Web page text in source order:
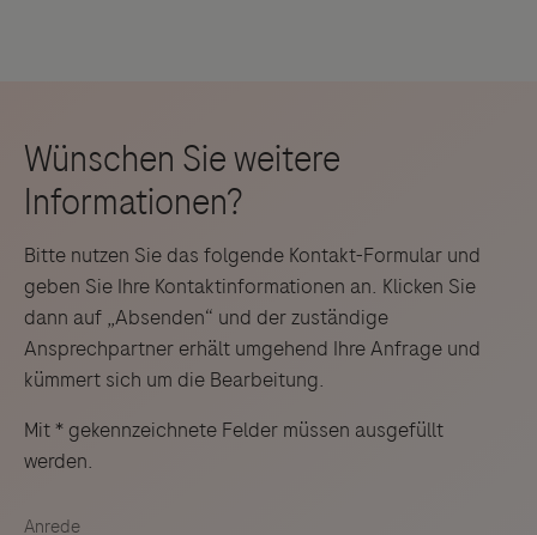
Bitte nutzen Sie das folgende Kontakt-Formular und
geben Sie Ihre Kontaktinformationen an. Klicken Sie
dann auf „Absenden“ und der zuständige
Ansprechpartner erhält umgehend Ihre Anfrage und
kümmert sich um die Bearbeitung.
Mit * gekennzeichnete Felder müssen ausgefüllt
werden.